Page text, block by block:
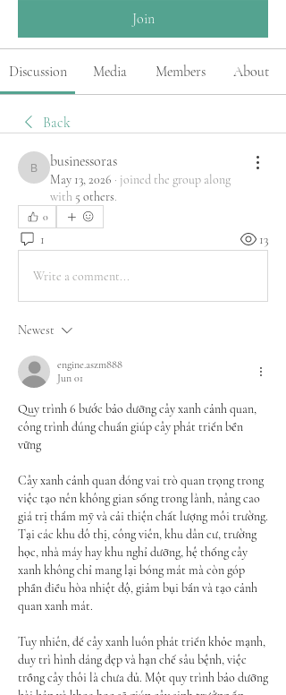
Join
Discussion Media Members About
Back
businessoras
businessoras
May 13, 2026 · joined the group along
with 5 others.
0
1 13
Write a comment...
Newest
engine.aszm888
Jun 01
Quy trình 6 bước bảo dưỡng cây xanh cảnh quan,
công trình đúng chuẩn giúp cây phát triển bền
vững
Cây xanh cảnh quan đóng vai trò quan trọng trong
việc tạo nên không gian sống trong lành, nâng cao
giá trị thẩm mỹ và cải thiện chất lượng môi trường.
Tại các khu đô thị, công viên, khu dân cư, trường
học, nhà máy hay khu nghỉ dưỡng, hệ thống cây
xanh không chỉ mang lại bóng mát mà còn góp
phần điều hòa nhiệt độ, giảm bụi bẩn và tạo cảnh
quan xanh mát.
Tuy nhiên, để cây xanh luôn phát triển khỏe mạnh,
duy trì hình dáng đẹp và hạn chế sâu bệnh, việc
trồng cây thôi là chưa đủ. Một quy trình bảo dưỡng